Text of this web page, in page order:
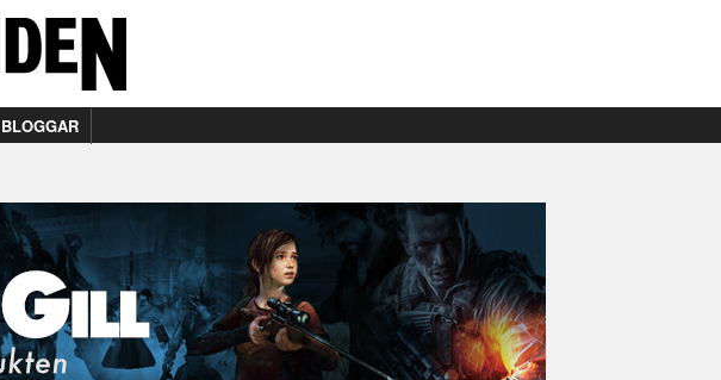
BLOGGAR